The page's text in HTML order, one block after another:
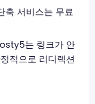
축 서비스는 무료
는 링크가 안
적으로 리디렉션